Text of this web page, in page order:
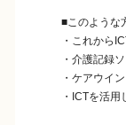
■このような
・これから
・介護記録
・ケアウイ
・ICTを活